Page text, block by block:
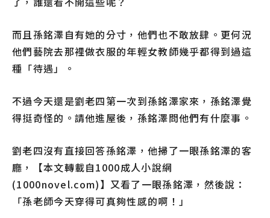
而且孫銘澤自有她的分寸，他們也不敢放肆。更何況
他們藝院去那裡做衣服的年輕女教師幾乎都得到過這
種「待遇」。
不過今天還是劉老四第一次到孫銘澤家來，孫銘澤覺
得挺奇怪的。請他進屋後，孫銘澤問他們有什麼事。
劉老四沒有直接回答孫銘澤，他掃了一眼孫銘澤的客
廳，【本文轉載自1000成人小說網
(1000novel.com)】又看了一眼孫銘澤，然後說：
「孫老師今天穿得可真夠性感的啊！」